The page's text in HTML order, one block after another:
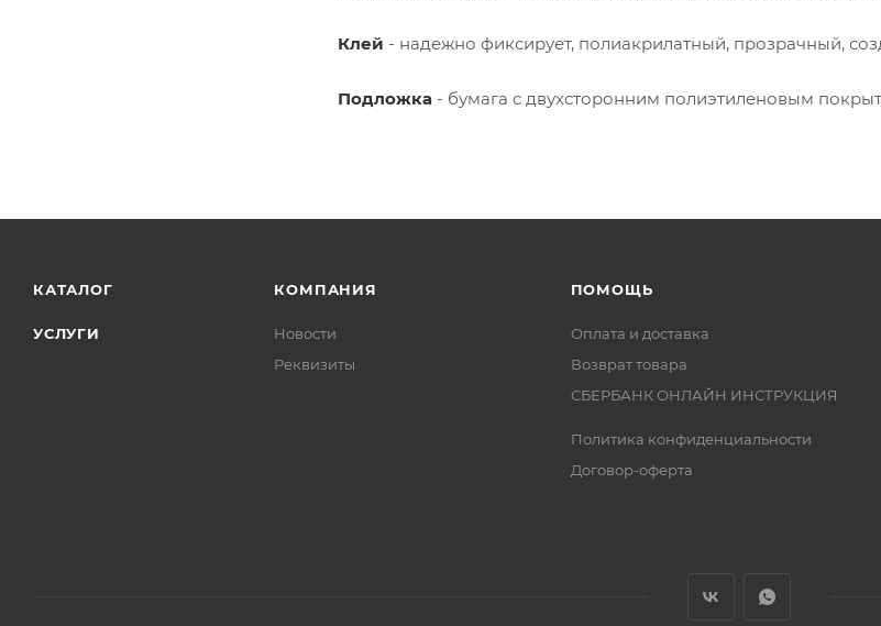
Клей - надежно фиксирует, полиакрилатный, прозрачный,
Подложка - бумага с двухсторонним полиэтиленовым
КАТАЛОГ
УСЛУГИ
КОМПАНИЯ
Новости
Реквизиты
ПОМОЩЬ
Оплата и доставка
Возврат товара
СБЕРБАНК ОНЛАЙН ИНСТРУКЦИЯ
Политика конфиденциальности
Договор-оферта